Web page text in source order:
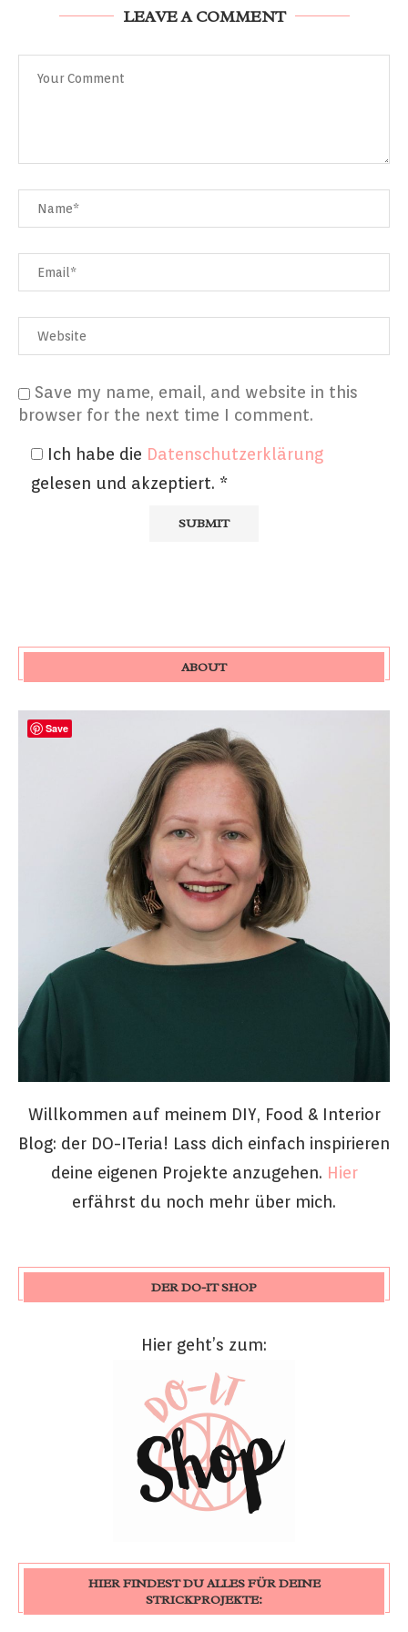
LEAVE A COMMENT
Save my name, email, and website in this
browser for the next time I comment.
Ich habe die Datenschutzerklärung
gelesen und akzeptiert. *
ABOUT
Willkommen auf meinem DIY, Food & Interior
Blog: der DO-ITeria! Lass dich einfach inspirieren
deine eigenen Projekte anzugehen. Hier
erfährst du noch mehr über mich.
DER DO-IT SHOP
Hier geht’s zum:
HIER FINDEST DU ALLES FÜR DEINE
STRICKPROJEKTE:
Save